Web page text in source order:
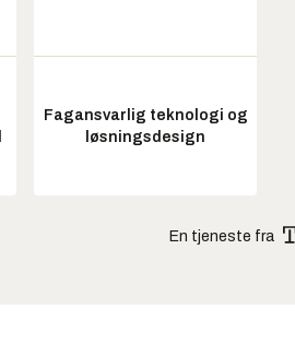
Fagansvarlig teknologi og
løsningsdesign
En tjeneste fra